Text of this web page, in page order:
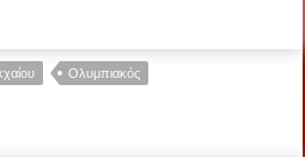
Ολυμπιακός